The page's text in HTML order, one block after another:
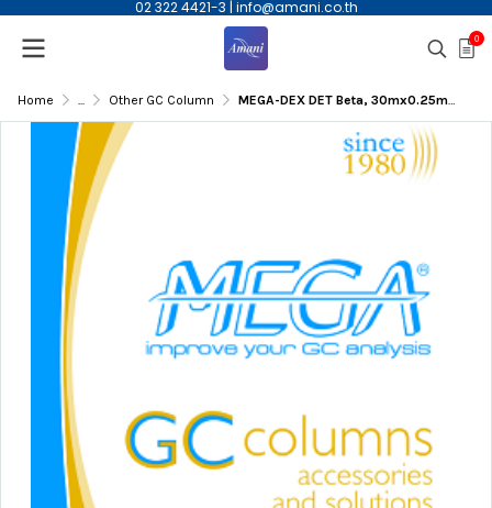
02 322 4421-3 | info@amani.co.th
0
Home ... Other GC Column MEGA-DEX DET Beta, 30mx0.25mmID, 0.25µm(df) Capillary Column | DEX-DET-B-025-025-30